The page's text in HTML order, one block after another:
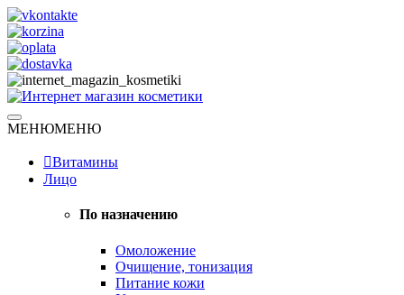
Skip
to
content
Интернет магазин косметики
Натуральная косметика
МЕНЮМЕНЮ
Витамины
Лицо
По назначению
Омоложение
Очищение, тонизация
Питание кожи